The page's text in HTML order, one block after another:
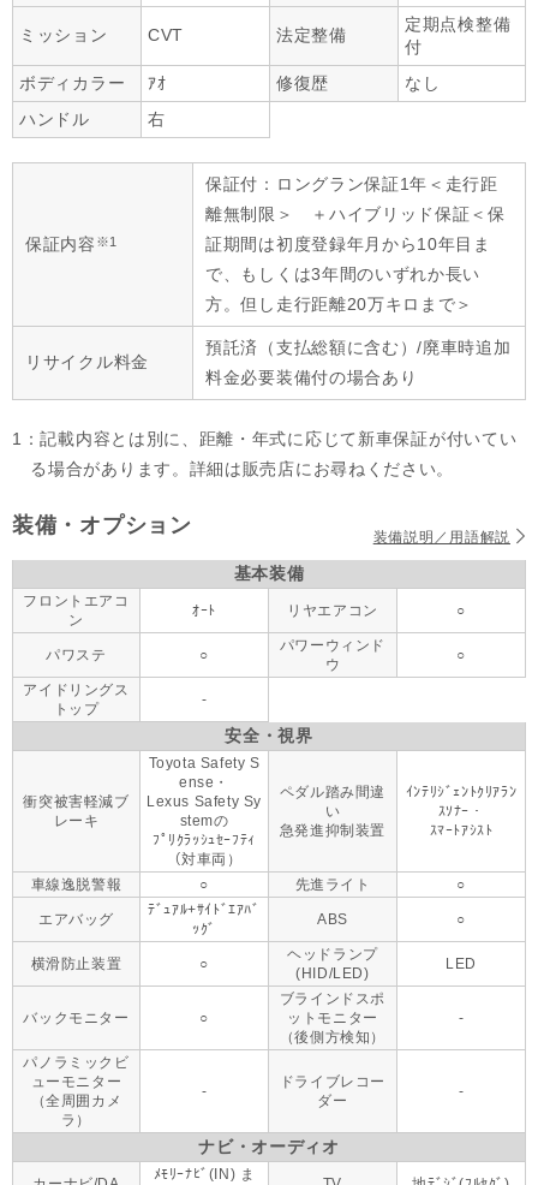
ミッション CVT 法定整備
定期点検整備
付
ボディカラー
ｱｵ 修復歴
なし
ハンドル
右
保証内容 ※1
保証付：ロングラン保証1年＜走行距
離無制限＞ ＋ハイブリッド保証＜保
証期間は初度登録年月から10年目ま
で、もしくは3年間のいずれか長い
方。但し走行距離20万キロまで＞
リサイクル料金
預託済（支払総額に含む）/廃車時追加
料金必要装備付の場合あり
1：記載内容とは別に、距離・年式に応じて新車保証が付いてい
る場合があります。詳細は販売店にお尋ねください。
装備・オプション 装備説明／用語解説
基本装備
フロントエアコ
ン
ｵｰﾄ リヤエアコン ○
パワステ ○
パワーウィンド
ウ
○
アイドリングス
トップ
-
安全・視界
衝突被害軽減ブ
レーキ
Toyota Safety S
ense・
Lexus Safety Sy
stemの
ﾌﾟﾘｸﾗｯｼｭｾｰﾌﾃｨ
（対車両）
ペダル踏み間違
い
急発進抑制装置
ｲﾝﾃﾘｼﾞｪﾝﾄｸﾘｱﾗﾝ
ｽｿﾅｰ・
ｽﾏｰﾄｱｼｽﾄ
車線逸脱警報 ○ 先進ライト ○
エアバッグ
ﾃﾞｭｱﾙ+ｻｲﾄﾞｴｱﾊﾞ
ｯｸﾞ
ABS ○
横滑防止装置 ○
ヘッドランプ
(HID/LED)
LED
バックモニター ○
ブラインドスポ
ットモニター
（後側方検知）
-
パノラミックビ
ューモニター
（全周囲カメ
ラ）
-
ドライブレコー
ダー
-
ナビ・オーディオ
ﾒﾓﾘｰﾅﾋﾞ(IN) ま